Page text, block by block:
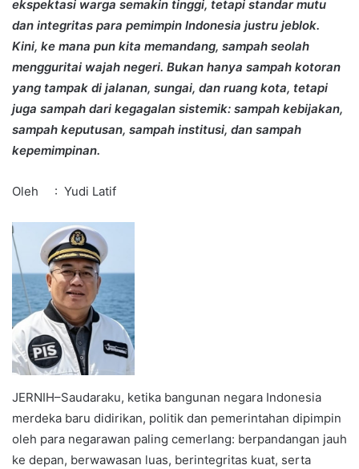
ekspektasi warga semakin tinggi, tetapi standar mutu
dan integritas para pemimpin Indonesia justru jeblok.
Kini, ke mana pun kita memandang, sampah seolah
mengguritai wajah negeri. Bukan hanya sampah kotoran
yang tampak di jalanan, sungai, dan ruang kota, tetapi
juga sampah dari kegagalan sistemik: sampah kebijakan,
sampah keputusan, sampah institusi, dan sampah
kepemimpinan.
Oleh : Yudi Latif
JERNIH–Saudaraku, ketika bangunan negara Indonesia
merdeka baru didirikan, politik dan pemerintahan dipimpin
oleh para negarawan paling cemerlang: berpandangan jauh
ke depan, berwawasan luas, berintegritas kuat, serta